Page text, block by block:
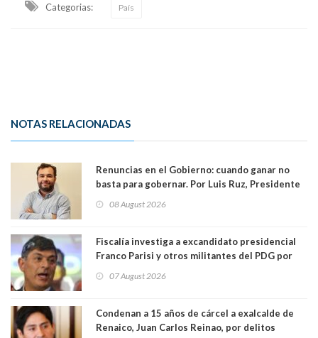
Categorias: País
NOTAS RELACIONADAS
Renuncias en el Gobierno: cuando ganar no
basta para gobernar. Por Luis Ruz, Presidente
08 August 2026
Fiscalía investiga a excandidato presidencial
Franco Parisi y otros militantes del PDG por
07 August 2026
Condenan a 15 años de cárcel a exalcalde de
Renaico, Juan Carlos Reinao, por delitos